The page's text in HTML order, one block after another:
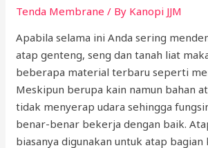
Tenda Membrane / By Kanopi JJM
Apabila selama ini Anda sering
atap genteng, seng dan tanah liat
beberapa material terbaru seperti
Meskipun berupa kain namun bahan
tidak menyerap udara sehingga
benar-benar bekerja dengan baik.
biasanya digunakan untuk atap